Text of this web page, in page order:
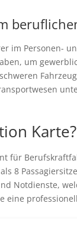
im Personen-
um
Karte?
für
8
Notdienste,